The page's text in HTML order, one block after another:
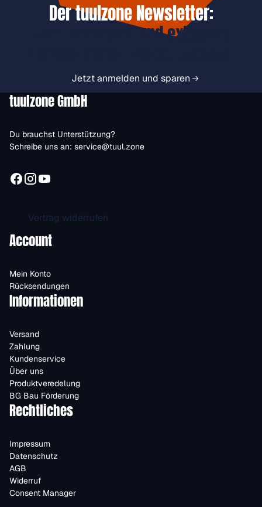
Der tuulzone Newsletter:
Jetzt anmelden und exklusive
Jetzt anmelden und sparen
tuulzone GmbH
Du brauchst Unterstützung?
Schreibe uns an: service@tuul.zone
Vertrag widerrufen
Account
Mein Konto
Rücksendungen
Informationen
Versand
Zahlung
Kundenservice
Über uns
Produktveredelung
BG Bau Förderung
Rechtliches
Impressum
Datenschutz
AGB
Widerruf
Consent Manager